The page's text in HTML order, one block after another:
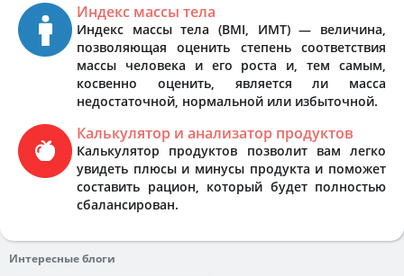
Индекс массы тела
Индекс массы тела (BMI, ИМТ) — величина,
позволяющая оценить степень соответствия
массы человека и его роста и, тем самым,
косвенно оценить, является ли масса
недостаточной, нормальной или избыточной.
Калькулятор и анализатор продуктов
Калькулятор продуктов позволит вам легко
увидеть плюсы и минусы продукта и поможет
составить рацион, который будет полностью
сбалансирован.
Интересные блоги